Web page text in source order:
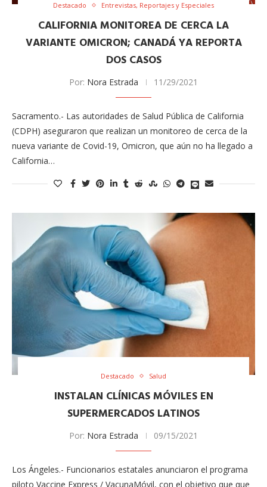
Destacado Entrevistas, Reportajes y Especiales
CALIFORNIA MONITOREA DE CERCA LA
VARIANTE OMICRON; CANADÁ YA REPORTA
DOS CASOS
Por: Nora Estrada 11/29/2021
Sacramento.- Las autoridades de Salud Pública de California
(CDPH) aseguraron que realizan un monitoreo de cerca de la
nueva variante de Covid-19, Omicron, que aún no ha llegado a
California…
Destacado Salud
INSTALAN CLÍNICAS MÓVILES EN
SUPERMERCADOS LATINOS
Por: Nora Estrada 09/15/2021
Los Ángeles.- Funcionarios estatales anunciaron el programa
piloto Vaccine Express / VacunaMóvil, con el objetivo que que